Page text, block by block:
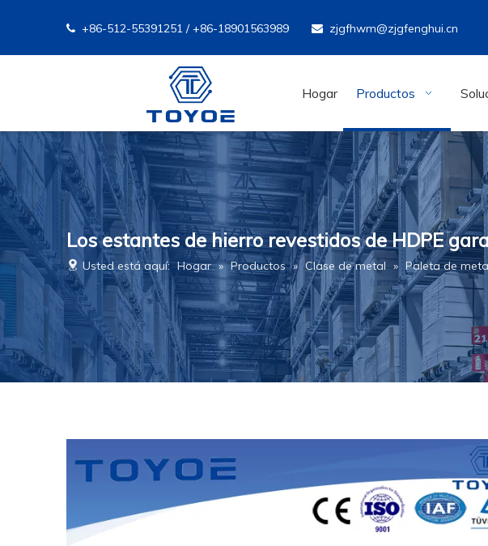
 +86-512-55391251 / +86-18901563989  zjgfhwm@zjgfenghui.cn
Hogar Productos
Los estantes de hierro revestidos de HDPE
Usted está aquí: Hogar » Productos » Clase de metal » Paleta de